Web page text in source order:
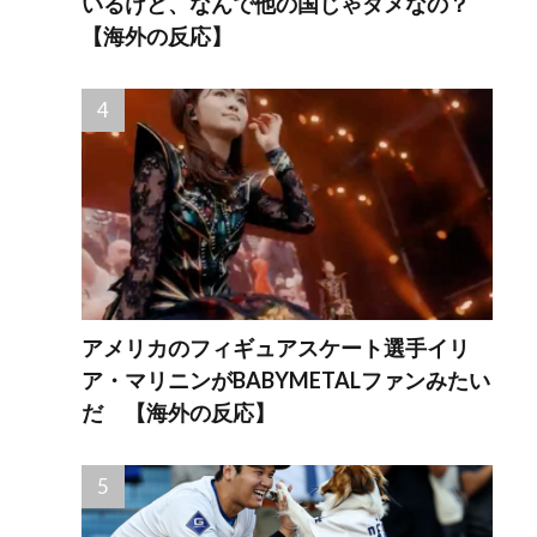
【海外の反応】
アメリカのフィギュアスケート選手イリ
ア・マリニンがBABYMETALファンみたい
だ 【海外の反応】